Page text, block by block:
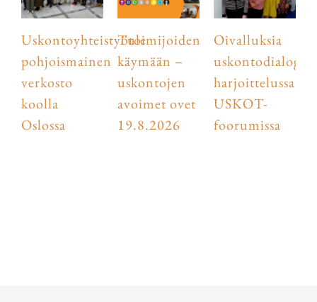
Uskontoyhteistyötoimijoiden
pohjoismainen
verkosto
koolla
Oslossa
Tule
käymään –
uskontojen
avoimet ovet
19.8.2026
Oivalluksia
harjoittelussa
USKOT-
foorumissa